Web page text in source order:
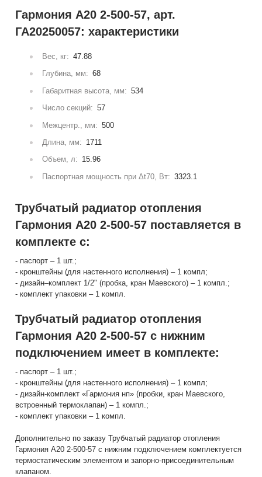
Гармония А20 2-500-57, арт.
ГА20250057: характеристики
Вес, кг: 47.88
Глубина, мм: 68
Габаритная высота, мм: 534
Число секций: 57
Межцентр., мм: 500
Длина, мм: 1711
Объем, л: 15.96
Паспортная мощность при Δt70, Вт: 3323.1
Трубчатый радиатор отопления
Гармония А20 2-500-57 поставляется в
комплекте с:
- паспорт – 1 шт.;
- кронштейны (для настенного исполнения) – 1 компл;
- дизайн–комплект 1/2" (пробка, кран Маевского) – 1 компл.;
- комплект упаковки – 1 компл.
Трубчатый радиатор отопления
Гармония А20 2-500-57 с нижним
подключением имеет в комплекте:
- паспорт – 1 шт.;
- кронштейны (для настенного исполнения) – 1 компл;
- дизайн-комплект «Гармония нп» (пробки, кран Маевского,
встроенный термоклапан) – 1 компл.;
- комплект упаковки – 1 компл.
Дополнительно по заказу Трубчатый радиатор отопления
Гармония А20 2-500-57 с нижним подключением комплектуется
термостатическим элементом и запорно-присоединительным
клапаном.